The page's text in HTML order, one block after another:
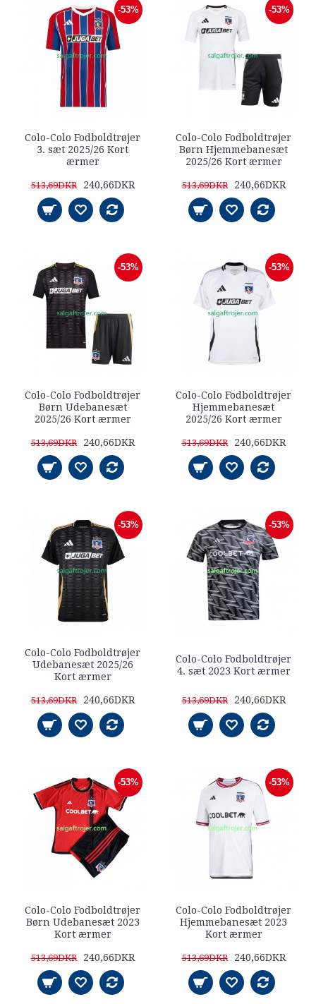
-53%
Colo-Colo Fodboldtrøjer
3. sæt 2025/26 Kort
ærmer
513,69DKR 240,66DKR
-53%
Colo-Colo Fodboldtrøjer
Børn Hjemmebanesæt
2025/26 Kort ærmer
513,69DKR 240,66DKR
-53%
Colo-Colo Fodboldtrøjer
Børn Udebanesæt
2025/26 Kort ærmer
513,69DKR 240,66DKR
-53%
Colo-Colo Fodboldtrøjer
Hjemmebanesæt
2025/26 Kort ærmer
513,69DKR 240,66DKR
-53%
Colo-Colo Fodboldtrøjer
Udebanesæt 2025/26
Kort ærmer
513,69DKR 240,66DKR
-53%
Colo-Colo Fodboldtrøjer
4. sæt 2023 Kort ærmer
513,69DKR 240,66DKR
-53%
Colo-Colo Fodboldtrøjer
Børn Udebanesæt 2023
Kort ærmer
513,69DKR 240,66DKR
-53%
Colo-Colo Fodboldtrøjer
Hjemmebanesæt 2023
Kort ærmer
513,69DKR 240,66DKR